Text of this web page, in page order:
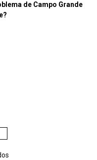
de Campo Grande